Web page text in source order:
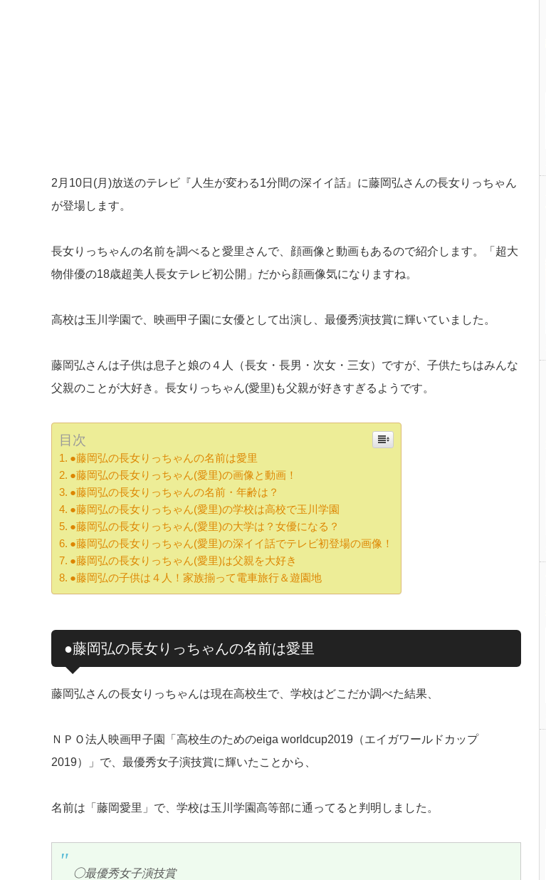
2月10日(月)放送のテレビ『人生が変わる1分間の深イイ話』に藤岡弘さんの長女りっちゃん
が登場します。
長女りっちゃんの名前を調べると愛里さんで、顔画像と動画もあるので紹介します。「超大
物俳優の18歳超美人長女テレビ初公開」だから顔画像気になりますね。
高校は玉川学園で、映画甲子園に女優として出演し、最優秀演技賞に輝いていました。
藤岡弘さんは子供は息子と娘の４人（長女・長男・次女・三女）ですが、子供たちはみんな
父親のことが大好き。長女りっちゃん(愛里)も父親が好きすぎるようです。
目次
●藤岡弘の長女りっちゃんの名前は愛里
●藤岡弘の長女りっちゃん(愛里)の画像と動画！
●藤岡弘の長女りっちゃんの名前・年齢は？
●藤岡弘の長女りっちゃん(愛里)の学校は高校で玉川学園
●藤岡弘の長女りっちゃん(愛里)の大学は？女優になる？
●藤岡弘の長女りっちゃん(愛里)の深イイ話でテレビ初登場の画像！
●藤岡弘の長女りっちゃん(愛里)は父親を大好き
●藤岡弘の子供は４人！家族揃って電車旅行＆遊園地
●藤岡弘の長女りっちゃんの名前は愛里
藤岡弘さんの長女りっちゃんは現在高校生で、学校はどこだか調べた結果、
ＮＰＯ法人映画甲子園「高校生のためのeiga worldcup2019（エイガワールドカップ
2019）」で、最優秀女子演技賞に輝いたことから、
名前は「藤岡愛里」で、学校は玉川学園高等部に通ってると判明しました。
◯最優秀女子演技賞